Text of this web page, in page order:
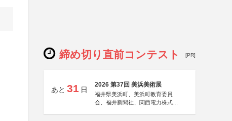
締め切り直前コンテスト [PR]
あと 31 日
2026 第37回 美浜美術展
福井県美浜町、美浜町教育委員
会、福井新聞社、関西電力株式会